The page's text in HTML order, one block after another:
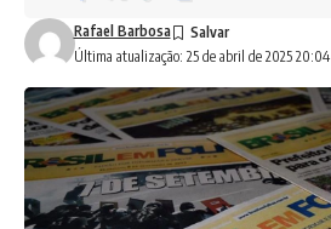
Última atualização: 25 de abril de 2025 20:04
Rafael Barbosa